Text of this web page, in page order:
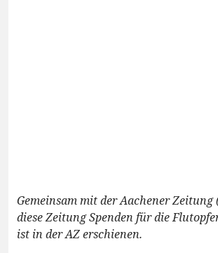
Gemeinsam mit der Aachener Zeitung
diese Zeitung Spenden für die
ist in der AZ erschienen.